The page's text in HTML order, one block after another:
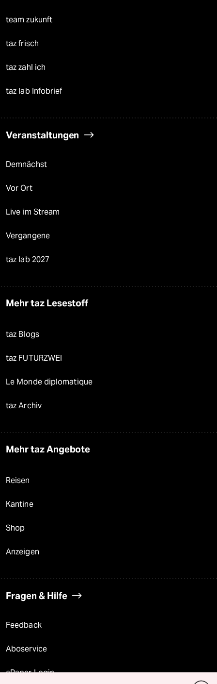
team zukunft
taz frisch
taz zahl ich
taz lab Infobrief
Veranstaltungen
Demnächst
Vor Ort
Live im Stream
Vergangene
taz lab 2027
Mehr taz Lesestoff
taz Blogs
taz FUTURZWEI
Le Monde diplomatique
taz Archiv
Mehr taz Angebote
Reisen
Kantine
Shop
Anzeigen
Fragen & Hilfe
Feedback
Aboservice
ePaper Login